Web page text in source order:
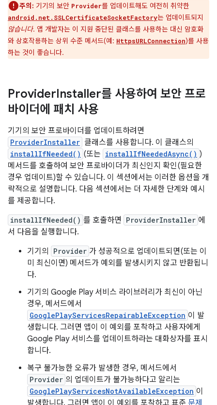
주의: 기기의 보안 Provider를 업데이트해도 여전히 취약한
android.net.SSLCertificateSocketFactory는 업데이트되지
않습니다. 앱 개발자는 이 지원 중단된 클래스를 사용하는 대신 암호화
와 상호작용하는 상위 수준 메서드(예: HttpsURLConnection)를 사용
하는 것이 좋습니다.
ProviderInstaller를 사용하여 보안 프로
바이더에 패치 사용
기기의 보안 프로바이더를 업데이트하려면
ProviderInstaller 클래스를 사용합니다. 이 클래스의
installIfNeeded() (또는 installIfNeededAsync() )
메서드를 호출하여 보안 프로바이더가 최신인지 확인(필요한
경우 업데이트)할 수 있습니다. 이 섹션에서는 이러한 옵션을 개
략적으로 설명합니다. 다음 섹션에서는 더 자세한 단계와 예시
를 제공합니다.
installIfNeeded() 를 호출하면 ProviderInstaller 에
서 다음을 실행합니다.
기기의
Provider 가 성공적으로 업데이트되면(또는 이
미 최신이면) 메서드가 예외를 발생시키지 않고 반환됩니
다.
기기의 Google Play 서비스 라이브러리가 최신이 아닌
경우, 메서드에서
GooglePlayServicesRepairableException 이 발
생합니다. 그러면 앱이 이 예외를 포착하고 사용자에게
Google Play 서비스를 업데이트하라는 대화상자를 표시
합니다.
복구 불가능한 오류가 발생한 경우, 메서드에서
Provider 의 업데이트가 불가능하다고 알리는
GooglePlayServicesNotAvailableException 이
발생합니다. 그러면 앱이 이 예외를 포착하고 표준 문제